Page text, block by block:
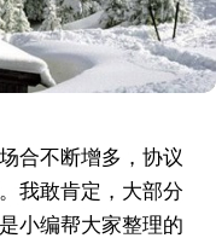
合不断增多，协议
我敢肯定，大部分
小编帮大家整理的